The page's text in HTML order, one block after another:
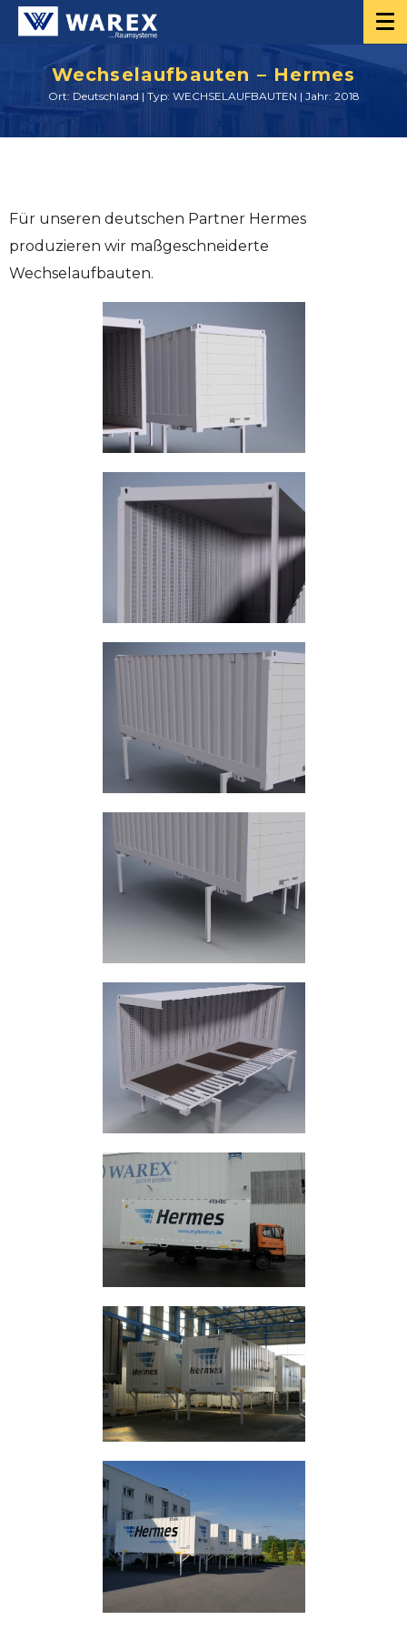
Wechselaufbauten – Hermes
Ort: Deutschland | Typ: WECHSELAUFBAUTEN | Jahr: 2018
Für unseren deutschen Partner Hermes
produzieren wir maßgeschneiderte
Wechselaufbauten.